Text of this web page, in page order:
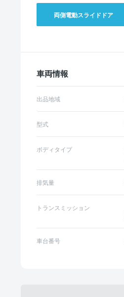
両側電動スライドドア
車両情報
出品地域
型式
ボディタイプ
排気量
トランスミッション
車台番号